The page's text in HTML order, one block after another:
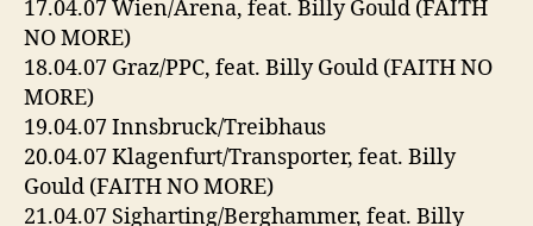
17.04.07 Wien/Arena, feat. Billy Gould (FAITH
NO MORE)
18.04.07 Graz/PPC, feat. Billy Gould (FAITH NO
MORE)
19.04.07 Innsbruck/Treibhaus
20.04.07 Klagenfurt/Transporter, feat. Billy
Gould (FAITH NO MORE)
21.04.07 Sigharting/Berghammer, feat. Billy